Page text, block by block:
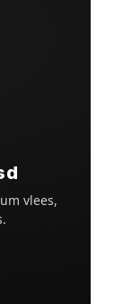
vlees,